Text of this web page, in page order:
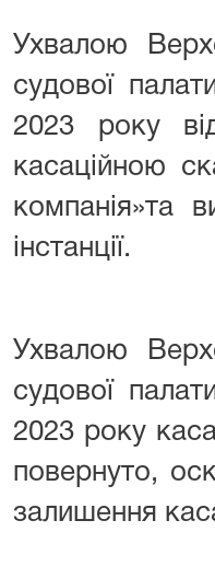
Ухвалою
судової
2023 року
касаційною
компанія»та
інстанції.
Ухвалою
судової
2023 року
повернуто,
залишення